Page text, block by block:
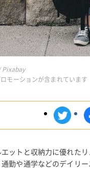
モーションが含まれています
ットと収納力に優れた
勤や通学などのデイリー